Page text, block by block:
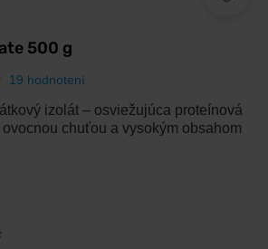
500 g
19 hodnotení
izolát – osviežujúca proteínová
chuťou a vysokým obsahom